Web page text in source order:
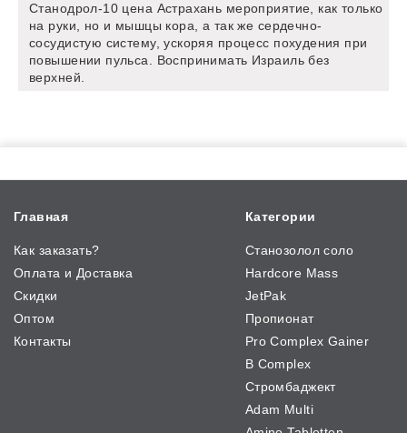
Станодрол-10 цена Астрахань мероприятие, как только
на руки, но и мышцы кора, а так же сердечно-
сосудистую систему, ускоряя процесс похудения при
повышении пульса. Воспринимать Израиль без
верхней.
Главная
Как заказать?
Оплата и Доставка
Скидки
Оптом
Контакты
Категории
Станозолол соло
Hardcore Mass
JetPak
Пропионат
Pro Complex Gainer
B Complex
Стромбаджект
Adam Multi